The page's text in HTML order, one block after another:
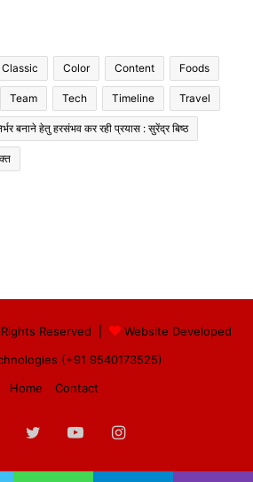
Classic Color Content Foods
Team Tech Timeline Travel
बनाने हेतु हरसंभव कर रही प्रयास : सुरेंद्र बिष्ठ
Reserved |
Website Developed
(+91 9540173525)
Home
Contact
TwitterYouTubeInstagram